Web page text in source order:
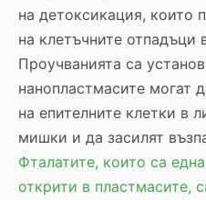
на детоксикация, които
на клетъчните отпадъци
Проучванията са
нанопластмасите могат
на епителните клетки в
мишки и да засилят
Фталатите, които са
открити в пластмасите,